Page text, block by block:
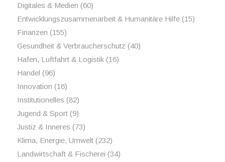
Digitales & Medien (60)
Entwicklungszusammenarbeit & Humanitäre Hilfe(15)
Finanzen (155)
Gesundheit & Verbraucherschutz (40)
Hafen, Luftfahrt & Logistik(16)
Handel (96)
Innovation (16)
Institutionelles (82)
Jugend & Sport(9)
Justiz & Inneres (73)
Klima, Energie, Umwelt(232)
Landwirtschaft & Fischerei (34)